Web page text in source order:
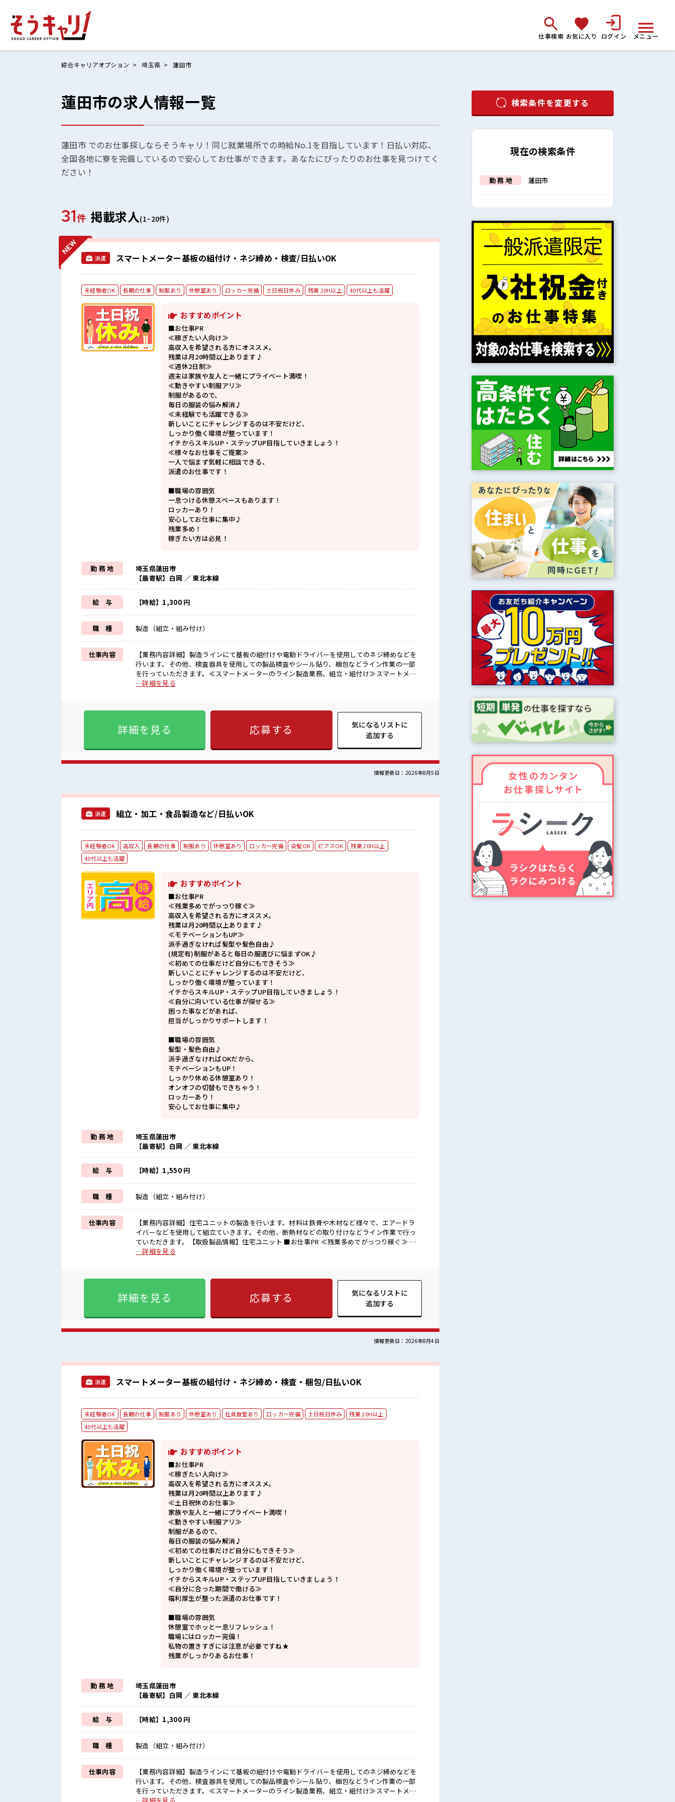
仕事検索 お気に入り ログイン メニュー
ホームにもどる
お気に入りリスト
お問い合わせ
綜合キャリアオプション 埼玉県 蓮田市
蓮田市の求人情報一覧
蓮田市 でのお仕事探しならそうキャリ！同じ就業場所での時給No.1を目指しています！日払い対応、
全国各地に寮を完備しているので安心してお仕事ができます。あなたにぴったりのお仕事を見つけてく
ださい！
31件 掲載求人(1~20件)
派遣 スマートメーター基板の組付け・ネジ締め・検査/日払いOK
未経験者OK 長期の仕事 制服あり 休憩室あり ロッカー完備 土日祝日休み 残業 20H以上 40代以上も活躍
おすすめポイント
■お仕事PR
≪稼ぎたい人向け≫
高収入を希望される方にオススメ。
残業は月20時間以上あります♪
≪週休2日制≫
週末は家族や友人と一緒にプライベート満喫！
≪動きやすい制服アリ≫
制服があるので、
毎日の服装の悩み解消♪
≪未経験でも活躍できる≫
新しいことにチャレンジするのは不安だけど、
しっかり働く環境が整っています！
イチからスキルUP・ステップUP目指していきましょう！
≪様々なお仕事をご提案≫
一人で悩まず気軽に相談できる、
派遣のお仕事です！
■職場の雰囲気
一息つける休憩スペースもあります！
ロッカーあり！
安心してお仕事に集中♪
残業多め！
稼ぎたい方は必見！
勤 務 地
埼玉県蓮田市
【最寄駅】白岡 ／ 東北本線
給 与 【時給】1,300 円
職 種 製造（組立・組み付け）
仕事内容
【業務内容詳細】製造ラインにて基板の組付けや電動ドライバーを使用してのネジ締めなどを
行います。その他、検査器具を使用しての製品検査やシール貼り、梱包などライン作業の一部
を行っていただきます。≪スマートメーターのライン製造業務、組立・組付け≫スマートメー
ターのライン製造業務、組立・組付け作業を行っていただきます。きれいな環境で空調も効い
にプライベート満喫！ ≪動きやすい制服アリ≫ 制服があるので、 毎日の服装の悩み解消♪ ≪
未経験でも活躍できる≫ 新しいことにチャレンジするのは不安だけど、 しっかり働く環境が
整っています！ イチからスキルUP・ステップUP目指していきましょう！ ≪様々なお仕事をご
スペースもあります！ ロッカーあり！ 安心してお仕事に集中♪ 残業多め！ 稼ぎたい方は必
見！
…詳細を見る
詳細を見る 応募する
気になるリストに
追加する
情報更新日：2026年8月5日
派遣 組立・加工・食品製造など/日払いOK
未経験者OK 高収入 長期の仕事 制服あり 休憩室あり ロッカー完備 染髪OK ピアスOK
残業 20H以上
40代以上も活躍
おすすめポイント
■お仕事PR
≪残業多めでがっつり稼ぐ≫
高収入を希望される方にオススメ。
残業は月20時間以上あります♪
≪モチベーションもUP≫
派手過ぎなければ髪型や髪色自由♪
(規定有)制服があると毎日の服選びに悩まずOK♪
≪初めての仕事だけど自分にもできそう≫
新しいことにチャレンジするのは不安だけど、
しっかり働く環境が整っています！
イチからスキルUP・ステップUP目指していきましょう！
≪自分に向いている仕事が探せる≫
困った事などがあれば、
担当がしっかりサポートします！
■職場の雰囲気
髪型・髪色自由♪
派手過ぎなければOKだから、
モチベーションもUP！
しっかり休める休憩室あり！
オンオフの切替もできちゃう！
ロッカーあり！
安心してお仕事に集中♪
勤 務 地
埼玉県蓮田市
【最寄駅】白岡 ／ 東北本線
給 与 【時給】1,550 円
職 種 製造（組立・組み付け）
仕事内容
【業務内容詳細】住宅ユニットの製造を行います。材料は鉄骨や木材など様々で、エアードラ
イバーなどを使用して組立ていきます。その他、断熱材などの取り付けなどライン作業で行っ
ていただきます。【取扱製品情報】住宅ユニット ■お仕事PR ≪残業多めでがっつり稼ぐ≫ 高
収入を希望される方にオススメ。 残業は月20時間以上あります♪ ≪モチベーションもUP≫ 派
く環境が整っています！ イチからスキルUP・ステップUP目指していきましょう！ ≪自分に向
いている仕事が探せる≫ 困った事などがあれば、 担当がしっかりサポートします！ ■職場の
雰囲気 髪型・髪色自由♪ 派手過ぎなければOKだから、 モチベーションもUP！ しっかり休め
る休憩室あり！ オンオフの切替もできちゃう！ ロッカーあり！ 安心してお仕事に集中♪
…詳細を見る
詳細を見る 応募する
気になるリストに
追加する
情報更新日：2026年8月4日
派遣 スマートメーター基板の組付け・ネジ締め・検査・梱包/日払いOK
未経験者OK 長期の仕事 制服あり 休憩室あり 社員食堂あり ロッカー完備 土日祝日休み
残業 20H以上
40代以上も活躍
おすすめポイント
■お仕事PR
≪稼ぎたい人向け≫
高収入を希望される方にオススメ。
残業は月20時間以上あります♪
≪土日祝休のお仕事≫
家族や友人と一緒にプライベート満喫！
≪動きやすい制服アリ≫
制服があるので、
毎日の服装の悩み解消♪
≪初めての仕事だけど自分にもできそう≫
新しいことにチャレンジするのは不安だけど、
しっかり働く環境が整っています！
イチからスキルUP・ステップUP目指していきましょう！
≪自分に合った期間で働ける≫
福利厚生が整った派遣のお仕事です！
■職場の雰囲気
休憩室でホッと一息リフレッシュ！
職場にはロッカー完備！
私物の置きすぎには注意が必要ですね★
残業がしっかりあるお仕事！
勤 務 地
埼玉県蓮田市
【最寄駅】白岡 ／ 東北本線
給 与 【時給】1,300 円
職 種 製造（組立・組み付け）
仕事内容
【業務内容詳細】製造ラインにて基板の組付けや電動ドライバーを使用してのネジ締めなどを
行います。その他、検査器具を使用しての製品検査やシール貼り、梱包などライン作業の一部
を行っていただきます。≪スマートメーターのライン製造業務、組立・組付け≫スマートメー
検索条件を変更する
現在の検索条件
勤 務 地 蓮田市